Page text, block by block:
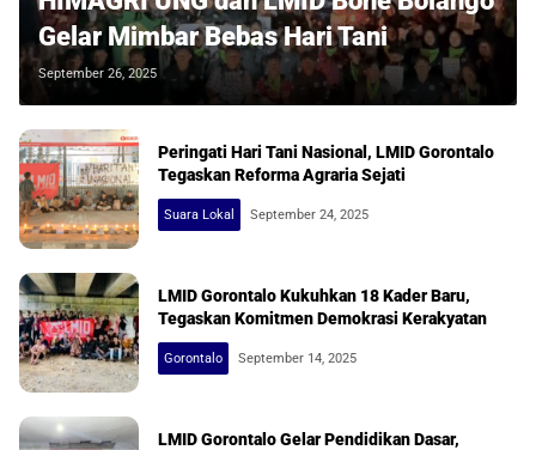
Gelar Mimbar Bebas Hari Tani
September 26, 2025
Peringati Hari Tani Nasional, LMID Gorontalo
Tegaskan Reforma Agraria Sejati
Suara Lokal September 24, 2025
LMID Gorontalo Kukuhkan 18 Kader Baru,
Tegaskan Komitmen Demokrasi Kerakyatan
Gorontalo September 14, 2025
LMID Gorontalo Gelar Pendidikan Dasar,